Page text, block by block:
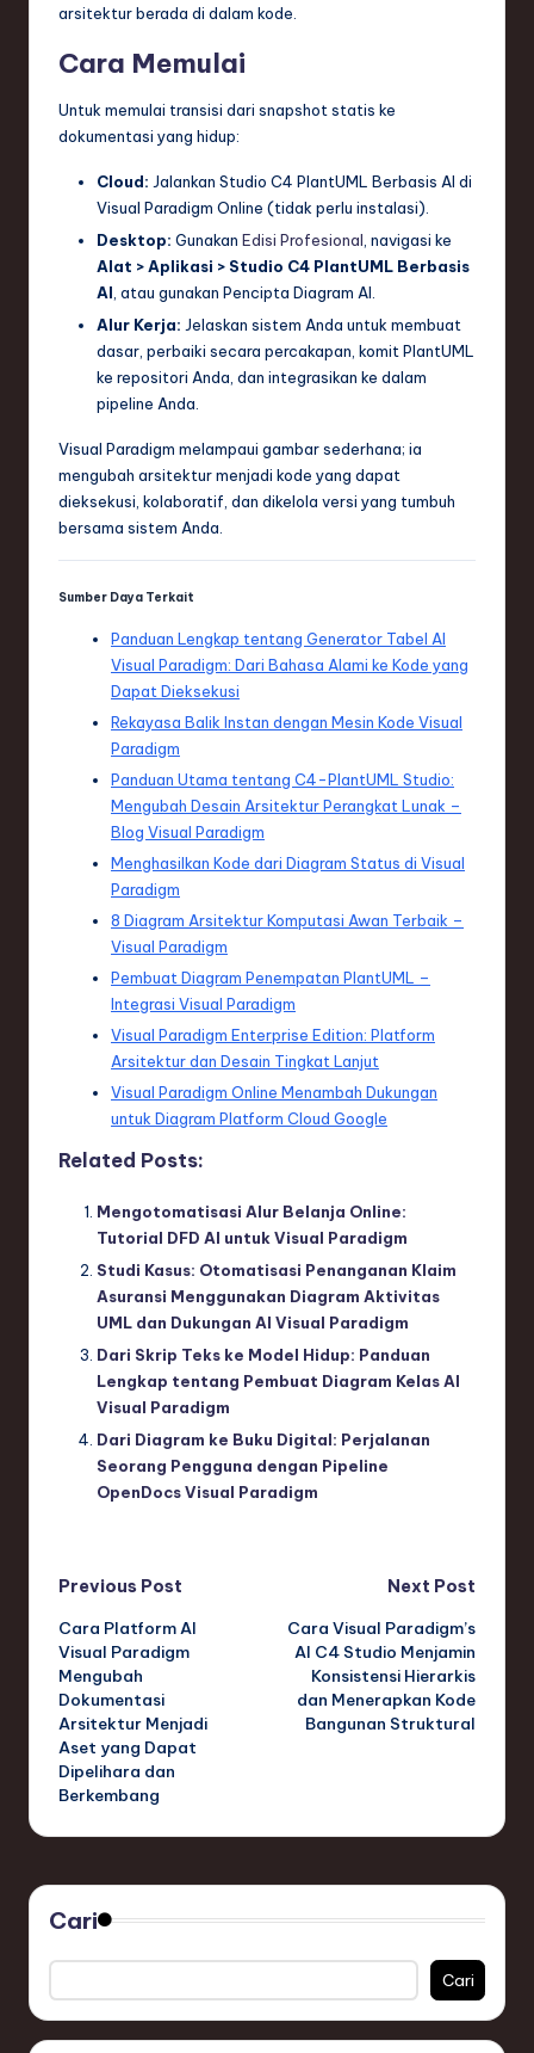
arsitektur berada di dalam kode.
Cara Memulai
Untuk memulai transisi dari snapshot statis ke
dokumentasi yang hidup:
Cloud: Jalankan Studio C4 PlantUML Berbasis AI di
Visual Paradigm Online (tidak perlu instalasi).
Desktop: Gunakan Edisi Profesional, navigasi ke
Alat > Aplikasi > Studio C4 PlantUML Berbasis
AI, atau gunakan Pencipta Diagram AI.
Alur Kerja: Jelaskan sistem Anda untuk membuat
dasar, perbaiki secara percakapan, komit PlantUML
ke repositori Anda, dan integrasikan ke dalam
pipeline Anda.
Visual Paradigm melampaui gambar sederhana; ia
mengubah arsitektur menjadi kode yang dapat
dieksekusi, kolaboratif, dan dikelola versi yang tumbuh
bersama sistem Anda.
Sumber Daya Terkait
Panduan Lengkap tentang Generator Tabel AI
Visual Paradigm: Dari Bahasa Alami ke Kode yang
Dapat Dieksekusi
Rekayasa Balik Instan dengan Mesin Kode Visual
Paradigm
Panduan Utama tentang C4-PlantUML Studio:
Mengubah Desain Arsitektur Perangkat Lunak –
Blog Visual Paradigm
Menghasilkan Kode dari Diagram Status di Visual
Paradigm
8 Diagram Arsitektur Komputasi Awan Terbaik –
Visual Paradigm
Pembuat Diagram Penempatan PlantUML –
Integrasi Visual Paradigm
Visual Paradigm Enterprise Edition: Platform
Arsitektur dan Desain Tingkat Lanjut
Visual Paradigm Online Menambah Dukungan
untuk Diagram Platform Cloud Google
Related Posts:
Mengotomatisasi Alur Belanja Online:
Tutorial DFD AI untuk Visual Paradigm
Studi Kasus: Otomatisasi Penanganan Klaim
Asuransi Menggunakan Diagram Aktivitas
UML dan Dukungan AI Visual Paradigm
Dari Skrip Teks ke Model Hidup: Panduan
Lengkap tentang Pembuat Diagram Kelas AI
Visual Paradigm
Dari Diagram ke Buku Digital: Perjalanan
Seorang Pengguna dengan Pipeline
OpenDocs Visual Paradigm
Post
navigation
Previous Post
Cara Platform AI
Visual Paradigm
Mengubah
Dokumentasi
Arsitektur Menjadi
Aset yang Dapat
Dipelihara dan
Berkembang
Next Post
Cara Visual Paradigm’s
AI C4 Studio Menjamin
Konsistensi Hierarkis
dan Menerapkan Kode
Bangunan Struktural
Cari
Cari